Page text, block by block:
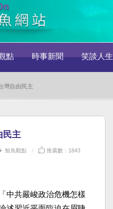
點 時事新聞 笑談人生
灣自由民主
民主
鯨魚觀點 推薦數：1843
中共嚴峻政治危機怎樣